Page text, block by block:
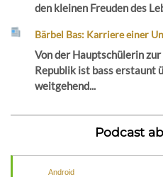
den kleinen Freuden des
Bärbel Bas: Karriere einer
Von der Hauptschülerin
Republik ist bass erstaunt
weitgehend...
Podcast
Android